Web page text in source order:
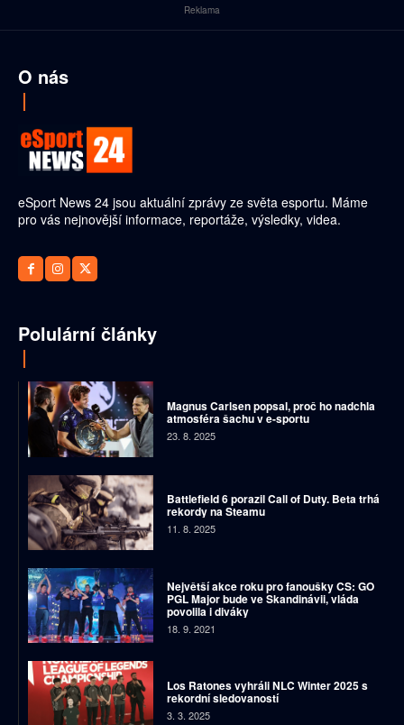
Reklama
O nás
eSport News 24 jsou aktuální zprávy ze světa esportu. Máme
pro vás nejnovější informace, reportáže, výsledky, videa.
Polulární články
Magnus Carlsen popsal, proč ho nadchla
atmosféra šachu v e-sportu
23. 8. 2025
Battlefield 6 porazil Call of Duty. Beta trhá
rekordy na Steamu
11. 8. 2025
Největší akce roku pro fanoušky CS: GO
PGL Major bude ve Skandinávii, vláda
povolila i diváky
18. 9. 2021
Los Ratones vyhráli NLC Winter 2025 s
rekordní sledovaností
3. 3. 2025